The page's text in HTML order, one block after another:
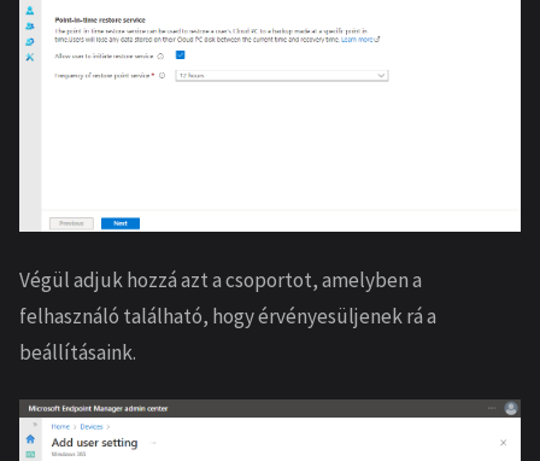
Végül adjuk hozzá azt a csoportot, amelyben a
felhasználó található, hogy érvényesüljenek rá a
beállításaink.